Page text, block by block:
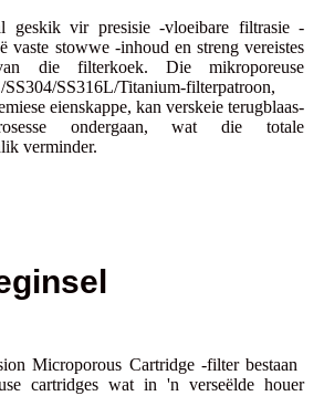
geskik vir presisie -vloeibare filtrasie -
vaste stowwe -inhoud en streng vereistes
die filterkoek. Die mikroporeuse
SS316L/Titanium-filterpatroon,
eienskappe, kan verskeie terugblaas-
ondergaan, wat die totale
verminder.
Microporous Cartridge -filter bestaan
cartridges wat in 'n verseëlde houer